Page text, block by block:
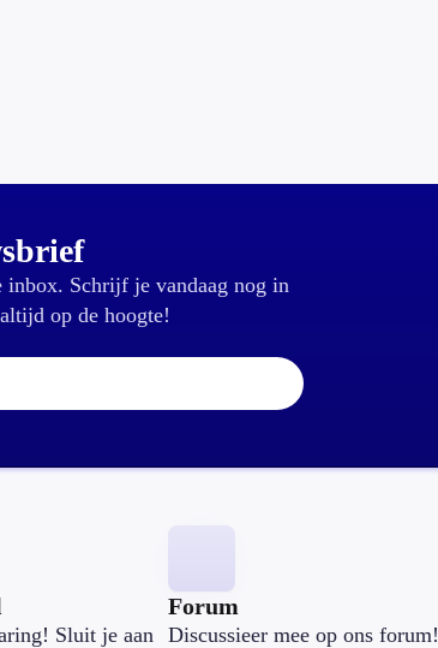
inbox. Schrijf je vandaag nog in
op de hoogte!
Sluit je aan
Forum
Discussieer mee op ons forum!